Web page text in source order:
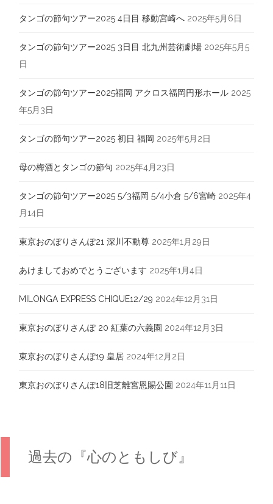
タンゴの節句ツアー2025 4日目 移動宮崎へ 2025年5月6日
タンゴの節句ツアー2025 3日目 北九州芸術劇場 2025年5月5
日
タンゴの節句ツアー2025福岡 アクロス福岡円形ホール 2025
年5月3日
タンゴの節句ツアー2025 初日 福岡 2025年5月2日
母の梅酒とタンゴの節句 2025年4月23日
タンゴの節句ツアー2025 5/3福岡 5/4小倉 5/6宮崎 2025年4
月14日
東京おのぼりさんぽ21 深川不動尊 2025年1月29日
あけましておめでとうございます 2025年1月4日
MILONGA EXPRESS CHIQUE12/29 2024年12月31日
東京おのぼりさんぽ 20 紅葉の六義園 2024年12月3日
東京おのぼりさんぽ19 皇居 2024年12月2日
東京おのぼりさんぽ18旧芝離宮恩賜公園 2024年11月11日
過去の『心のともしび』